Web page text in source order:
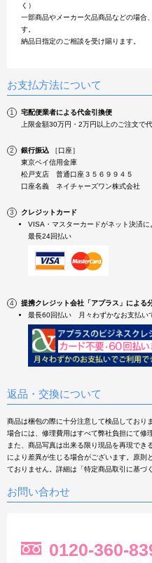
く）
一部商品やメーカー欠品商品などの場合
す。
納品日指定のご相談を受け賜ります。
お支払方法について
宅配便業者による代金引換便
上限金額30万円・2万円以上のご注文で
銀行振込 ［口座］
東京ベイ信用金庫
松戸支店 普通口座３５６９９４５
口座名義 ネイチャーズワン株式会社
クレジットカード
VISA・マスターカードがネット決済に
最長24回払い
提携クレジット会社「アプラス」による
最長60回払い 月々わずかなお支払い
返品・交換について
商品は梱包の際に十分注意して検品しており
場合には、修理費用はすべて弊社負担にて修
また、商品写真は出来る限り現品を再現でき
により差異が生じる場合がございます。原則
ておりません。詳細は「特定商品取引に基づ
お問い合わせ
0120-360-